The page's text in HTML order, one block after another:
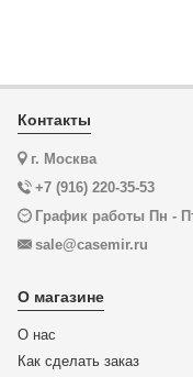
Контакты
г. Москва
+7 (916) 220-35-53
График работы Пн -
sale@casemir.ru
О магазине
О нас
Как сделать заказ